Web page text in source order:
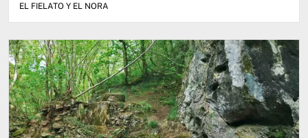
EL FIELATO Y EL NORA